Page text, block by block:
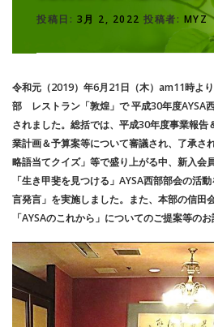
プライバシーポリシ
投稿日: 3月 2, 2022 投稿者: MYZ
令和元（2019）年6月21日（木）am11時よ
部 レストラン「敦煌」で 平成30年度AYSA
されました。総括では、平成30年度事業報告
業計画＆予算案等について審議され、了承さ
略語当てクイズ」等で盛り上がる中、新入会
「生き甲斐を見つける」AYSA西部部会の活
言発言」を実施しました。また、本部の信田
「AYSAのこれから」についてのご提案等のお